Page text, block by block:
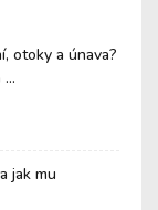
otoky a únava?
jak mu